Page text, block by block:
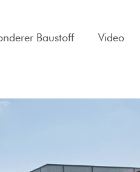
Baustoff Video